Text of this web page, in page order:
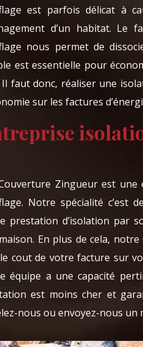
est parfois délicat à
d’un habitat. Le
nous permet de
est essentielle pour
Il faut donc, réaliser une
sur les factures
Zingueur est une
Notre spécialité c’est
prestation d’isolation par
En plus de cela,
cout de votre facture sur
équipe a une capacité
est moins cher et
nous ou envoyez-nous un